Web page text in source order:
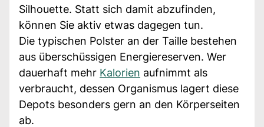
Silhouette. Statt sich damit abzufinden,
können Sie aktiv etwas dagegen tun.
Die typischen Polster an der Taille bestehen
aus überschüssigen Energiereserven. Wer
dauerhaft mehr Kalorien aufnimmt als
verbraucht, dessen Organismus lagert diese
Depots besonders gern an den Körperseiten
ab.